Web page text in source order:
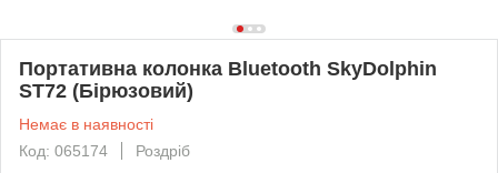
Портативна колонка Bluetooth SkyDolphin
ST72 (Бірюзовий)
Немає в наявності
Код: 065174
Роздріб